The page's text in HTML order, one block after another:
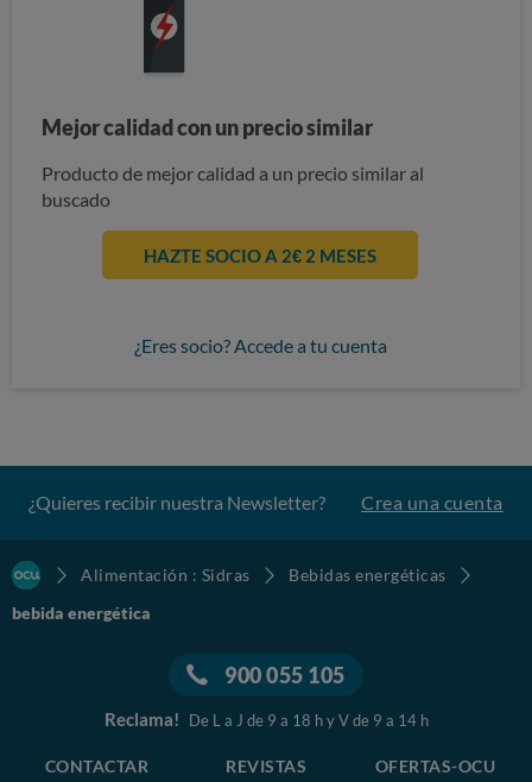
Mejor calidad con un precio similar
Producto de mejor calidad a un precio similar al
buscado
HAZTE SOCIO A 2€ 2 MESES
¿Eres socio? Accede a tu cuenta
¿Quieres recibir nuestra Newsletter? Crea una cuenta
Alimentación : Sidras
Bebidas energéticas
bebida energética
900 055 105
Reclama! De L a J de 9 a 18 h y V de 9 a 14 h
CONTACTAR REVISTAS OFERTAS-OCU